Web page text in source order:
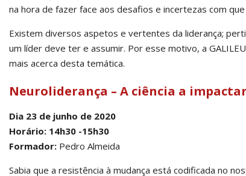
na hora de fazer face aos desafios e incertezas com
Existem diversos aspetos e vertentes da liderança;
um líder deve ter e assumir. Por esse motivo, a
mais acerca desta temática.
Neuroliderança – A ciência a
Dia 23 de junho de 2020
Horário: 14h30 -15h30
Formador: Pedro Almeida
Sabia que a resistência à mudança está codificada no